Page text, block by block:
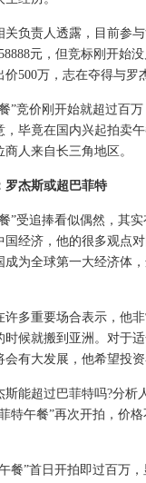
责人透露，目前参与
元，但竞标刚开始
500万，志在夺得与罗
价刚开始就超过百万
，毕竟在国内兴起拍卖
人来自长三角地区。
杰斯或超巴菲特
追捧看似偶然，其实
国经济，他的很多观点
成为全球第一大经济体
重要场合表示，他非
时候就搬到亚洲。对于
会有大发展，他希望投
超过巴菲特吗?分析人
特午餐”再次开拍，价
”首日开拍即过百万，